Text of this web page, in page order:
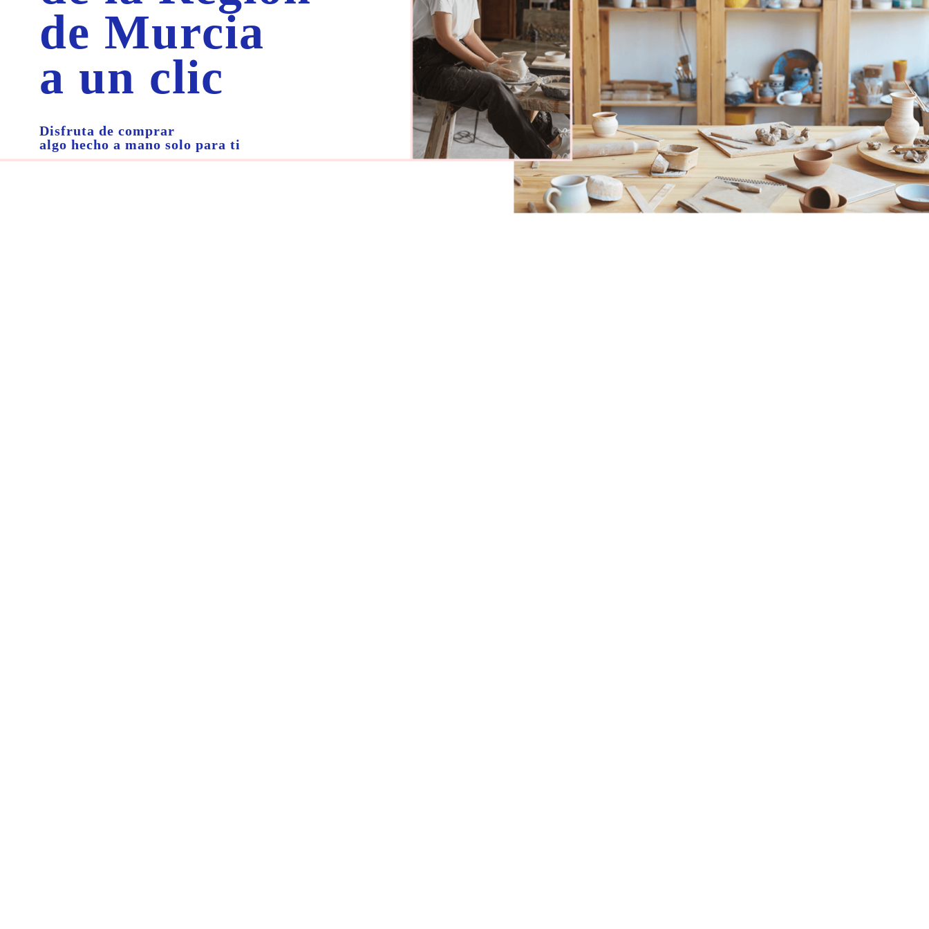
de Murcia
a un clic
Disfruta de comprar
algo hecho a mano solo para ti